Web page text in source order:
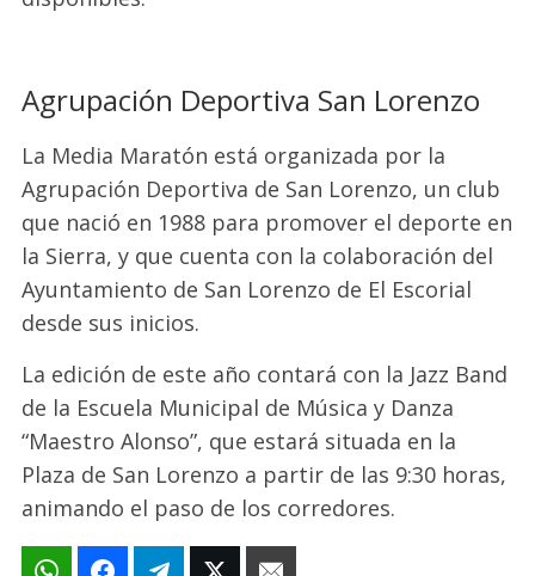
Agrupación Deportiva San Lorenzo
La Media Maratón está organizada por la
Agrupación Deportiva de San Lorenzo, un club
que nació en 1988 para promover el deporte en
la Sierra, y que cuenta con la colaboración del
Ayuntamiento de San Lorenzo de El Escorial
desde sus inicios.
La edición de este año contará con la Jazz Band
de la Escuela Municipal de Música y Danza
“Maestro Alonso”, que estará situada en la
Plaza de San Lorenzo a partir de las 9:30 horas,
animando el paso de los corredores.